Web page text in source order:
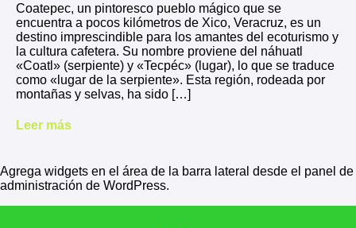
Coatepec, un pintoresco pueblo mágico que se
encuentra a pocos kilómetros de Xico, Veracruz, es un
destino imprescindible para los amantes del ecoturismo y
la cultura cafetera. Su nombre proviene del náhuatl
«Coatl» (serpiente) y «Tecpéc» (lugar), lo que se traduce
como «lugar de la serpiente». Esta región, rodeada por
montañas y selvas, ha sido […]
Leer más
Agrega widgets en el área de la barra lateral desde el panel de
administración de WordPress.